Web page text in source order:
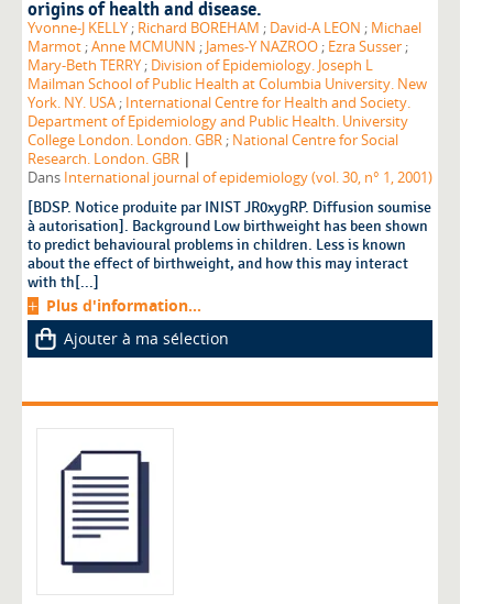
origins of health and disease.
Yvonne-J KELLY ; Richard BOREHAM ; David-A LEON ; Michael
Marmot ;Anne MCMUNN ; James-Y NAZROO ; Ezra Susser ;
Mary-Beth TERRY ; Division of Epidemiology. Joseph L
Mailman School of Public Health at Columbia University. New
York. NY. USA ; International Centre for Health and Society.
Department of Epidemiology and Public Health. University
College London. London. GBR ; National Centre for Social
Research. London. GBR |
Dans International journal of epidemiology (vol. 30, n° 1, 2001)
[BDSP. Notice produite par INIST JR0xygRP. Diffusion soumise
à autorisation]. Background Low birthweight has been shown
to predict behavioural problems in children. Less is known
about the effect of birthweight, and how this may interact
with th[...]
Plus d'information...
Ajouter à ma sélection